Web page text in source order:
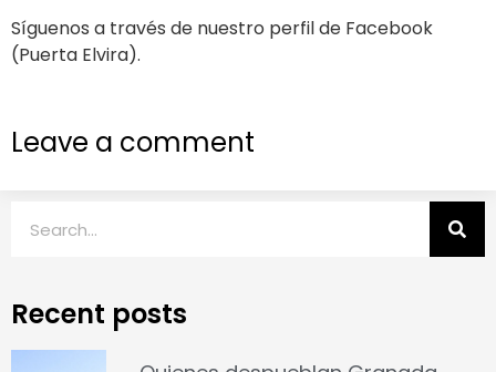
Síguenos a través de nuestro perfil de Facebook
(Puerta Elvira).
Leave a comment
Recent posts